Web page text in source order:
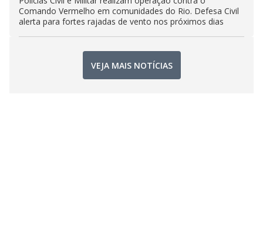
Comando Vermelho em comunidades do Rio. Defesa Civil
alerta para fortes rajadas de vento nos próximos dias
VEJA MAIS NOTÍCIAS